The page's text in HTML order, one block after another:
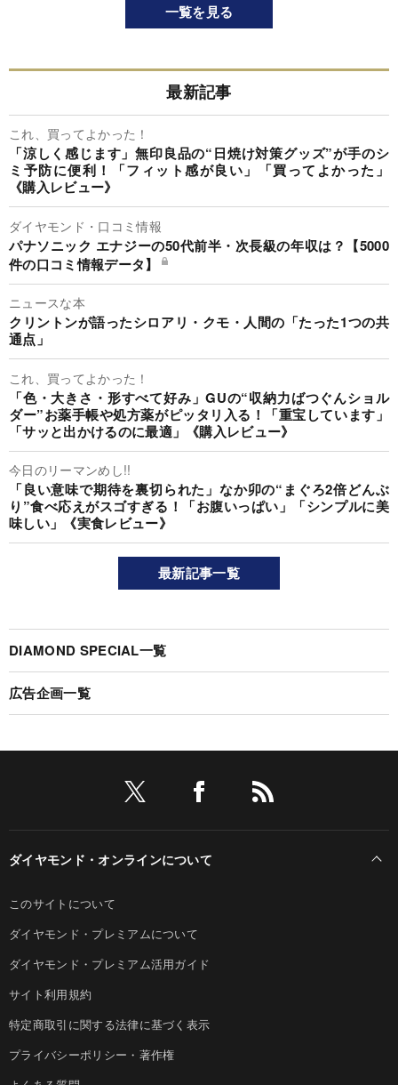
一覧を見る
最新記事
これ、買ってよかった！
「涼しく感じます」無印良品の“日焼け対策グッズ”が手のシ
ミ予防に便利！「フィット感が良い」「買ってよかった」
《購入レビュー》
ダイヤモンド・口コミ情報
パナソニック エナジーの50代前半・次長級の年収は？【5000
件の口コミ情報データ】
ニュースな本
クリントンが語ったシロアリ・クモ・人間の「たった1つの共
通点」
これ、買ってよかった！
「色・大きさ・形すべて好み」GUの“収納力ばつぐんショル
ダー”お薬手帳や処方薬がピッタリ入る！「重宝しています」
「サッと出かけるのに最適」《購入レビュー》
今日のリーマンめし!!
「良い意味で期待を裏切られた」なか卯の“まぐろ2倍どんぶ
り”食べ応えがスゴすぎる！「お腹いっぱい」「シンプルに美
味しい」《実食レビュー》
最新記事一覧
DIAMOND SPECIAL一覧
広告企画一覧
ダイヤモンド・オンラインについて
このサイトについて
ダイヤモンド・プレミアムについて
ダイヤモンド・プレミアム活用ガイド
サイト利用規約
特定商取引に関する法律に基づく表示
プライバシーポリシー・著作権